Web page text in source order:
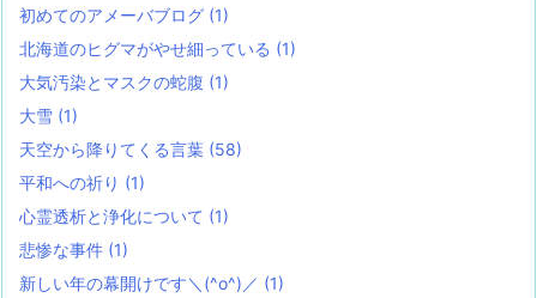
初めてのアメーバブログ (1)
北海道のヒグマがやせ細っている (1)
大気汚染とマスクの蛇腹 (1)
大雪 (1)
天空から降りてくる言葉 (58)
平和への祈り (1)
心霊透析と浄化について (1)
悲惨な事件 (1)
新しい年の幕開けです＼(^o^)／ (1)